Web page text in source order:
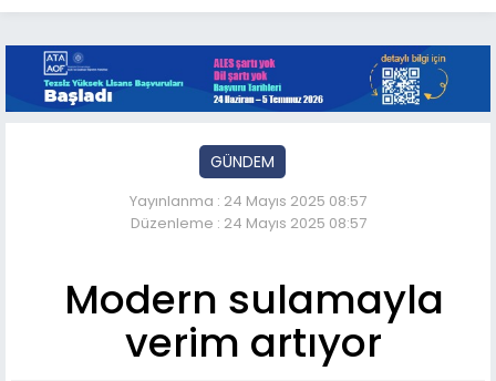
GÜNDEM
Yayınlanma : 24 Mayıs 2025 08:57
Düzenleme : 24 Mayıs 2025 08:57
Modern sulamayla
verim artıyor